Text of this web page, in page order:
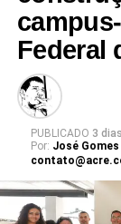
Federal
PUBLICADO 3
Por: José